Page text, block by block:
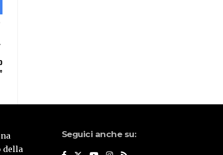
della
Seguici anche su: